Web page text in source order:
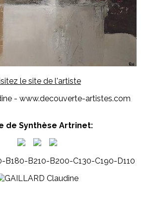
le site de l'artiste
- www.decouverte-artistes.com
de Synthèse Artrinet:
B180-B210-B200-C130-C190-D110